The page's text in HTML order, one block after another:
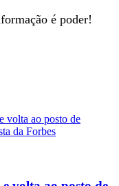
é poder!